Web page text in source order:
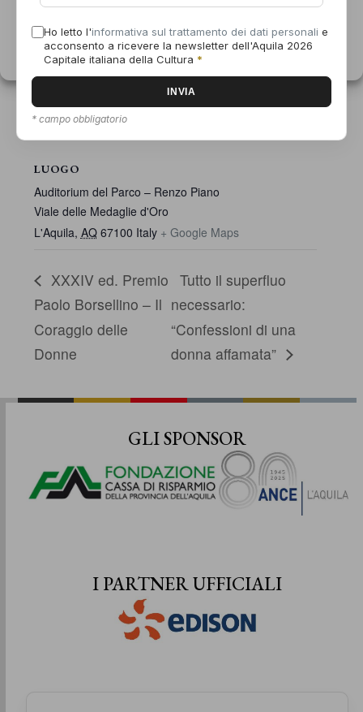
Informativa sui cookieDichiarazione sulla Privacy
LUOGO
Auditorium del Parco – Renzo Piano
Viale delle Medaglie d'Oro
L'Aquila, AQ 67100 Italy + Google Maps
XXXIV ed. Premio
Paolo Borsellino – Il
Coraggio delle
Donne
Tutto il superfluo
necessario:
“Confessioni di una
donna affamata”
GLI SPONSOR
I PARTNER UFFICIALI
Ho letto l'informativa sul trattamento dei dati personali e
acconsento a ricevere la newsletter dell'Aquila 2026
Capitale italiana della Cultura *
* campo obbligatorio